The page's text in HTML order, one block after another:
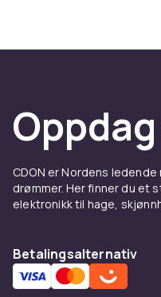
CDON er Nordens
drømmer. Her finner du et
elektronikk til hage,
Betalingsalternativ